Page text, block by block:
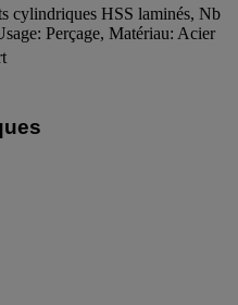
cylindriques HSS laminés, Nb
Perçage, Matériau: Acier